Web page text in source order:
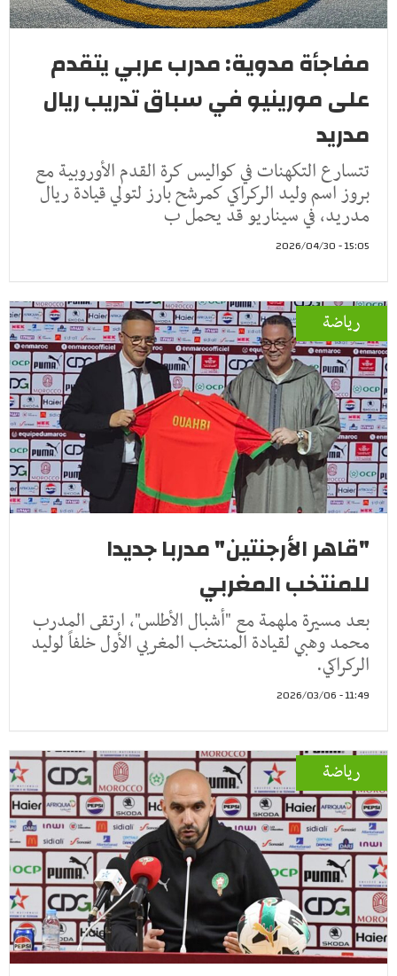
مفاجأة مدوية: مدرب عربي يتقدم
على مورينيو في سباق تدريب ريال
مدريد
تتسارع التكهنات في كواليس كرة القدم الأوروبية مع
بروز اسم وليد الركراكي كمرشح بارز لتولي قيادة ريال
مدريد، في سيناريو قد يحمل ب
15:05 - 2026/04/30
رياضة
"قاهر الأرجنتين" مدربا جديدا
للمنتخب المغربي
بعد مسيرة ملهمة مع "أشبال الأطلس"، ارتقى المدرب
محمد وهبي لقيادة المنتخب المغربي الأول خلفاً لوليد
الركراكي.
11:49 - 2026/03/06
رياضة